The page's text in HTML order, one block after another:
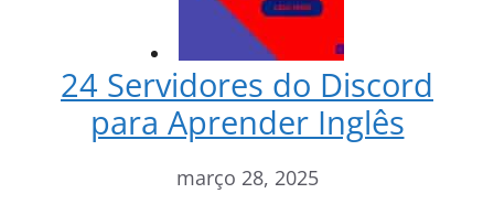
24 Servidores do Discord
para Aprender Inglês
março 28, 2025